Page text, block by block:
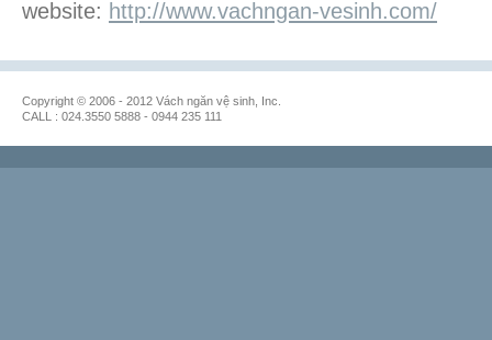
website: http://www.vachngan-vesinh.com/
Copyright © 2006 - 2012 Vách ngăn vệ sinh, Inc.
CALL : 024.3550 5888 - 0944 235 111